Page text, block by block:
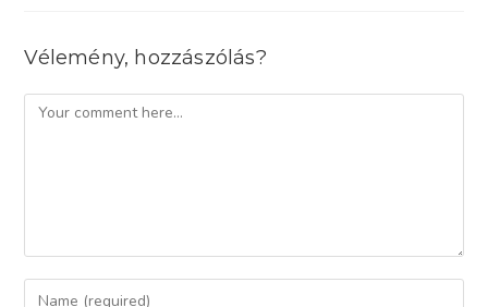
Vélemény, hozzászólás?
Comment
Enter